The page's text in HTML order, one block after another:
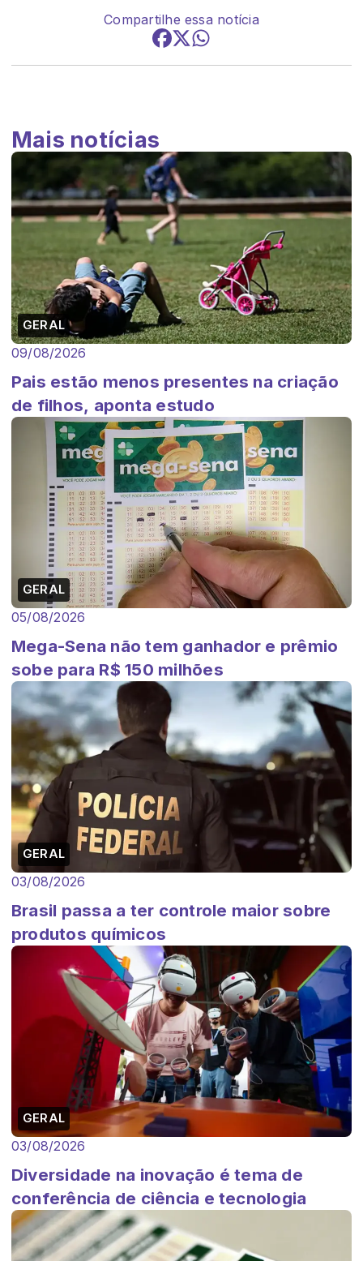
Compartilhe essa notícia
Mais notícias
GERAL
09/08/2026
Pais estão menos presentes na criação
de filhos, aponta estudo
GERAL
05/08/2026
Mega-Sena não tem ganhador e prêmio
sobe para R$ 150 milhões
GERAL
03/08/2026
Brasil passa a ter controle maior sobre
produtos químicos
GERAL
03/08/2026
Diversidade na inovação é tema de
conferência de ciência e tecnologia